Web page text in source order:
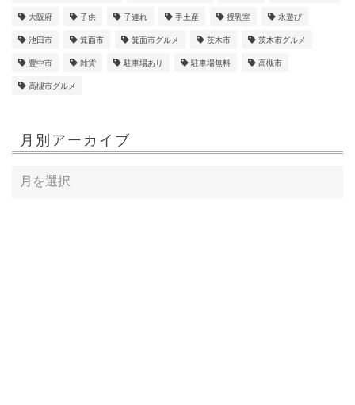
大阪府 子供 子連れ 手土産 授乳室 水遊び
池田市 箕面市 箕面市グルメ 茨木市 茨木市グルメ
豊中市 雑貨 駐車場あり 駐車場無料 高槻市
高槻市グルメ
月別アーカイブ